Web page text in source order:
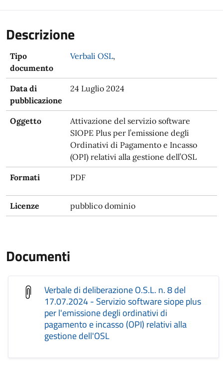
Descrizione
Tipo
documento
Verbali OSL,
Data di
pubblicazione
24 Luglio 2024
Oggetto
Attivazione del servizio software
SIOPE Plus per l’emissione degli
Ordinativi di Pagamento e Incasso
(OPI) relativi alla gestione dell’OSL
Formati PDF
Licenze pubblico dominio
Documenti
Verbale di deliberazione O.S.L. n. 8 del
17.07.2024 - Servizio software siope plus
per l'emissione degli ordinativi di
pagamento e incasso (OPI) relativi alla
gestione dell'OSL